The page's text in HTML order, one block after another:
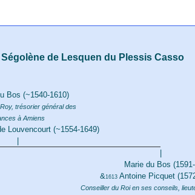
Ségolène de Lesquen du Plessis Casso
Bos (~1540-1610)
trésorier général des
à Amiens
Louvencourt (~1554-1649)
Marie du Bos
&1613 Antoine Picquet
Conseiller du Roi en ses conseils,